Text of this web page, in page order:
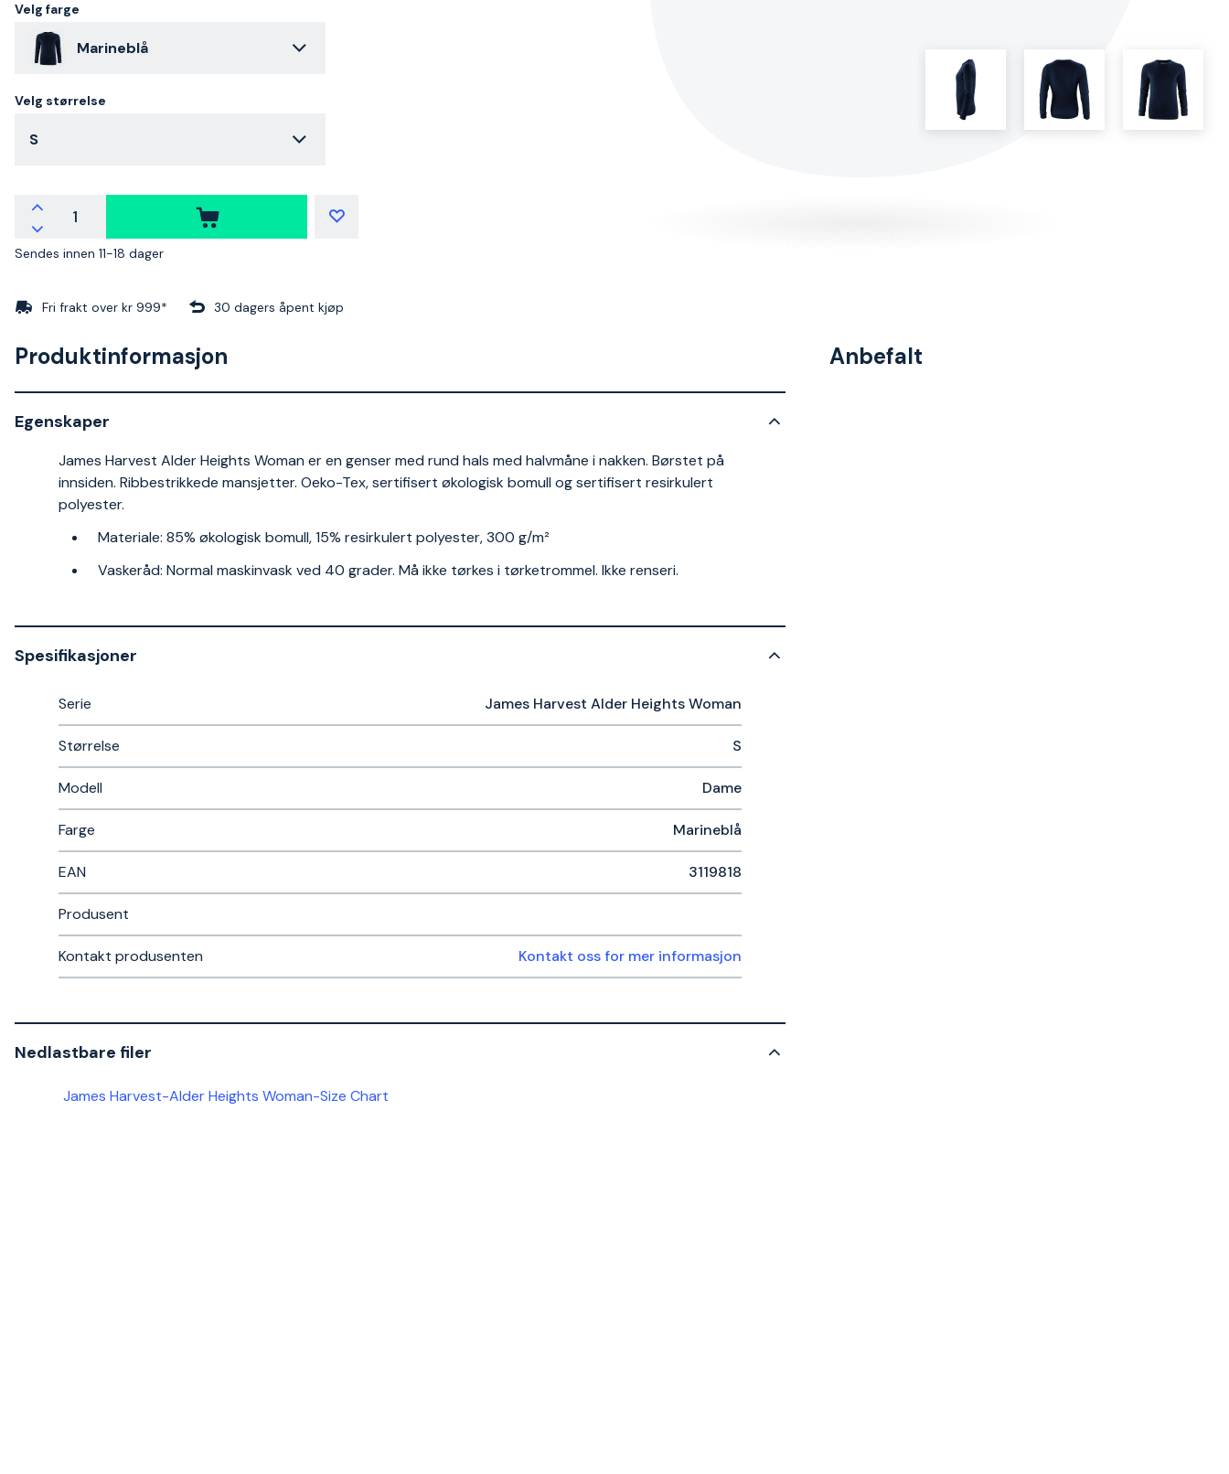
Velg farge
Marineblå
Velg størrelse
S
Sendes innen 11-18 dager
Fri frakt over kr 999* 30 dagers åpent kjøp
Produktinformasjon
Egenskaper
James Harvest Alder Heights Woman er en genser med rund hals med halvmåne i nakken. Børstet på
innsiden. Ribbestrikkede mansjetter. Oeko-Tex, sertifisert økologisk bomull og sertifisert resirkulert
polyester.
Materiale: 85% økologisk bomull, 15% resirkulert polyester, 300 g/m²
Vaskeråd: Normal maskinvask ved 40 grader. Må ikke tørkes i tørketrommel. Ikke renseri.
Spesifikasjoner
Serie James Harvest Alder Heights Woman
Størrelse S
Modell Dame
Farge Marineblå
EAN 3119818
Produsent
Kontakt produsenten Kontakt oss for mer informasjon
Nedlastbare filer
James Harvest-Alder Heights Woman-Size Chart
Anbefalt